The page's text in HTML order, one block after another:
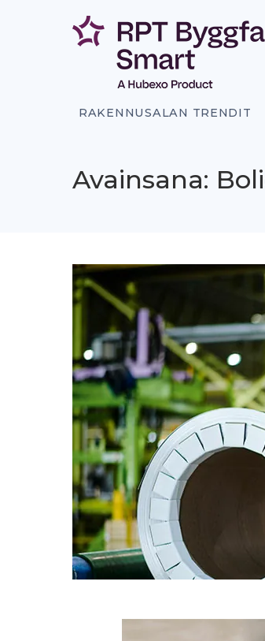
RAKENNUSALAN TRENDIT
Avainsana: